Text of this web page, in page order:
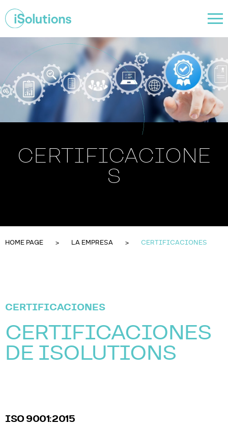
CERTIFICACIONE
S
HOME PAGE LA EMPRESA CERTIFICACIONES
CERTIFICACIONES
CERTIFICACIONES
DE ISOLUTIONS
ISO 9001:2015